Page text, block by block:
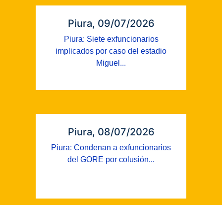
Piura, 09/07/2026
Piura: Siete exfuncionarios
implicados por caso del estadio
Miguel...
Piura, 08/07/2026
Piura: Condenan a exfuncionarios
del GORE por colusión...